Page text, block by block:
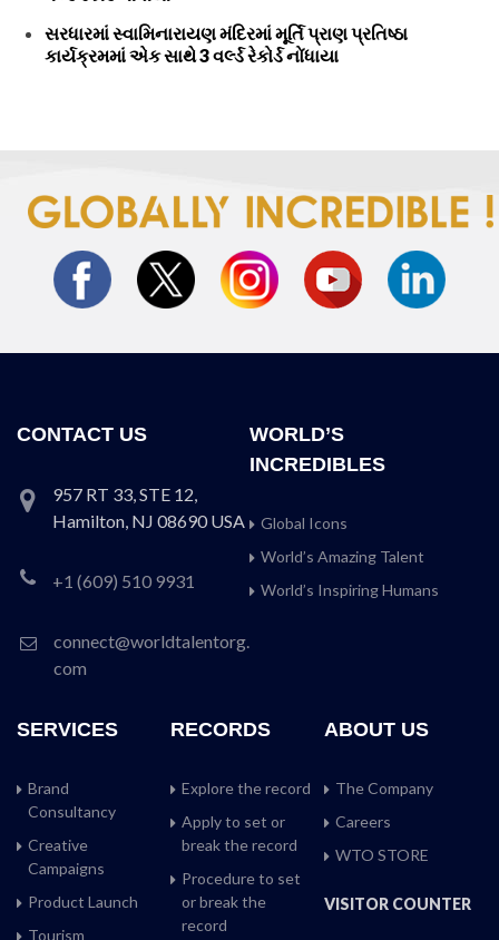
સરધારમાં સ્વામિનારાયણ મંદિરમાં મૂર્તિ પ્રાણ પ્રતિષ્ઠા
કાર્યક્રમમાં એક સાથે 3 વર્લ્ડ રેકોર્ડ નોંધાયા
CONTACT US
957 RT 33, STE 12,
Hamilton, NJ 08690 USA
+1 (609) 510 9931
connect@worldtalentorg.
com
WORLD’S
INCREDIBLES
Global Icons
World’s Amazing Talent
World’s Inspiring Humans
SERVICES
Brand
Consultancy
Creative
Campaigns
Product Launch
Tourism
RECORDS
Explore the record
Apply to set or
break the record
Procedure to set
or break the
record
ABOUT US
The Company
Careers
WTO STORE
VISITOR COUNTER